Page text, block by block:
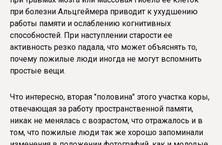
при болезни Альцгеймера приводит к ухудшению
работы памяти и ослаблению когнитивных
способностей. При наступлении старости ее
активность резко падала, что может объяснять то,
почему пожилые люди иногда не могут вспомнить
простые вещи.
Что интересно, вторая "половина" этого участка коры,
отвечающая за работу пространственной памяти,
никак не менялась с возрастом, что отражалось и в
том, что пожилые люди так же хорошо запоминали